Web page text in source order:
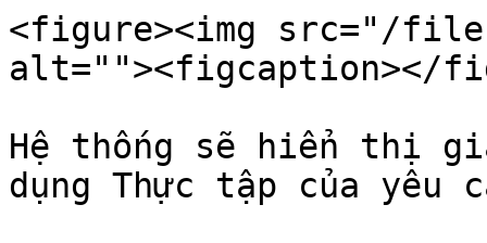
<figure><img src="/files/
alt=""><figcaption></
Hệ thống sẽ hiển thị
dụng Thực tập của yêu